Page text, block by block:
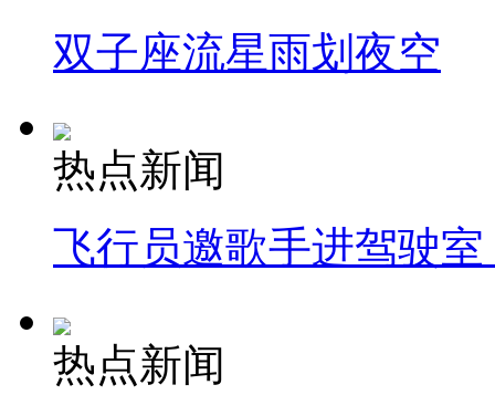
双子座流星雨划夜空
热点新闻
飞行员邀歌手进驾驶
热点新闻